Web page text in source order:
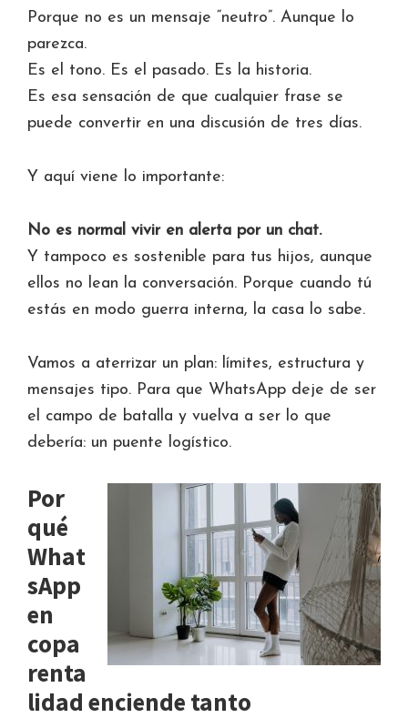
Porque no es un mensaje “neutro”. Aunque lo
parezca.
Es el tono. Es el pasado. Es la historia.
Es esa sensación de que cualquier frase se
puede convertir en una discusión de tres días.
Y aquí viene lo importante:
No es normal vivir en alerta por un chat.
Y tampoco es sostenible para tus hijos, aunque
ellos no lean la conversación. Porque cuando tú
estás en modo guerra interna, la casa lo sabe.
Vamos a aterrizar un plan: límites, estructura y
mensajes tipo. Para que WhatsApp deje de ser
el campo de batalla y vuelva a ser lo que
debería: un puente logístico.
Por
qué
What
sApp
en
copa
renta
lidad enciende tanto